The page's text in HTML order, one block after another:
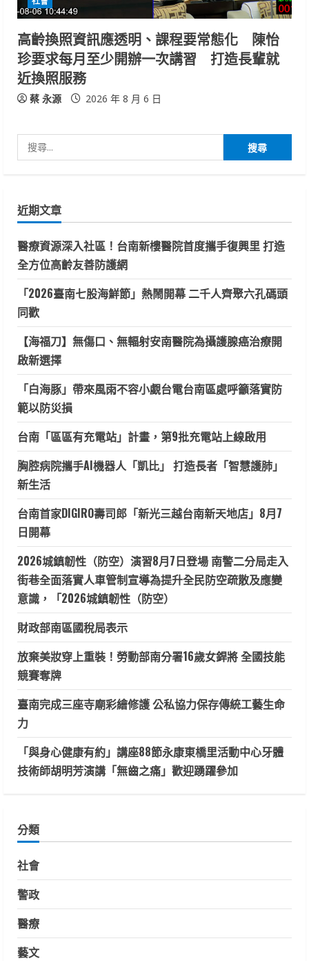
高齡換照資訊應透明、課程要常態化 陳怡
珍要求每月至少開辦一次講習 打造長輩就
近換照服務
蔡 永源 2026 年 8 月 6 日
尋
字:
近期文章
醫療資源深入社區！台南新樓醫院首度攜手復興里 打造
全方位高齡友善防護網
「2026臺南七股海鮮節」熱鬧開幕 二千人齊聚六孔碼頭
同歡
【海福刀】無傷口、無輻射安南醫院為攝護腺癌治療開
啟新選擇
「白海豚」帶來風雨不容小覷台電台南區處呼籲落實防
範以防災損
台南「區區有充電站」計畫，第9批充電站上線啟用
胸腔病院攜手AI機器人「凱比」 打造長者「智慧護肺」
新生活
台南首家DIGIRO壽司郎「新光三越台南新天地店」8月7
日開幕
2026城鎮韌性（防空）演習8月7日登場 南警二分局走入
街巷全面落實人車管制宣導為提升全民防空疏散及應變
意識，「2026城鎮韌性（防空）
財政部南區國稅局表示
放棄美妝穿上重裝！勞動部南分署16歲女銲將 全國技能
競賽奪牌
臺南完成三座寺廟彩繪修護 公私協力保存傳統工藝生命
力
「與身心健康有約」講座88節永康東橋里活動中心牙體
技術師胡明芳演講「無齒之痛」歡迎踴躍參加
分類
社會
警政
醫療
藝文